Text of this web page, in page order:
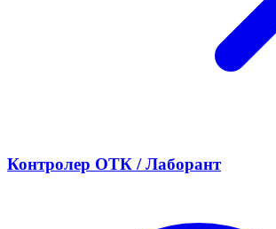
Контролер ОТК / Лаборант